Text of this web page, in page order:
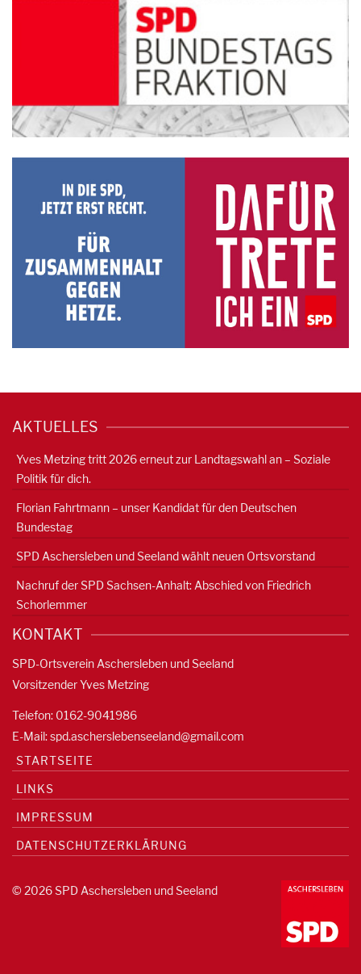
AKTUELLES
Yves Metzing tritt 2026 erneut zur Landtagswahl an – Soziale
Politik für dich.
Florian Fahrtmann – unser Kandidat für den Deutschen
Bundestag
SPD Aschersleben und Seeland wählt neuen Ortsvorstand
Nachruf der SPD Sachsen-Anhalt: Abschied von Friedrich
Schorlemmer
KONTAKT
SPD-Ortsverein Aschersleben und Seeland
Vorsitzender Yves Metzing
Telefon: 0162-9041986
E-Mail:spd.ascherslebenseeland@gmail.com
STARTSEITE
LINKS
IMPRESSUM
DATENSCHUTZERKLÄRUNG
© 2026 SPD Aschersleben und Seeland